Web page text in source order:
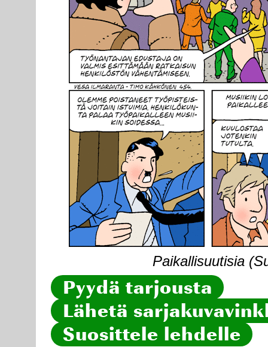
Paikallisuutisia
Pyydä tarjousta
Lähetä
Suosittele lehdelle